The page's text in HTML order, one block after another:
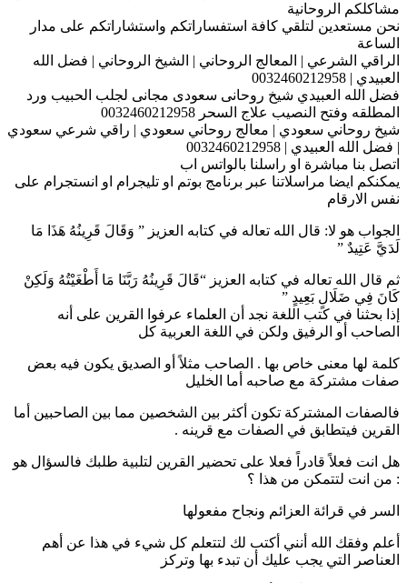
مشاكلكم الروحانية
نحن مستعدين لتلقي كافة استفساراتكم واستشاراتكم على مدار
الساعة
الراقي الشرعي | المعالج الروحاني | الشيخ الروحاني | فضل الله
العبيدي | 0032460212958
فضل الله العبيدي شيخ روحانى سعودى مجانى لجلب الحبيب ورد
المطلقه وفتح النصيب علاج السحر 0032460212958
شيخ روحاني سعودي | معالج روحاني سعودي | راقي شرعي سعودي
| فضل الله العبيدي | 0032460212958
اتصل بنا مباشرة او راسلنا بالواتس اب
يمكنكم ايضا مراسلاتنا عبر برنامج بوتم او تليجرام او انستجرام على
نفس الارقام
الجواب هو لا: قال الله تعاله في كتابه العزيز ” وَقَالَ قَرِينُهُ هَذَا مَا
لَدَيَّ عَتِيدٌ ”
ثم قال الله تعاله في كتابه العزيز “قَالَ قَرِينُهُ رَبَّنَا مَا أَطْغَيْتُهُ وَلَكِنْ
كَانَ فِي ضَلَالٍ بَعِيدٍ ”
إذا بحثنا في كتب اللغة نجد أن العلماء عرفوا القرين على أنه
الصاحب أو الرفيق ولكن في اللغة العربية كل
كلمة لها معنى خاص بها . الصاحب مثلاً أو الصديق يكون فيه بعض
صفات مشتركة مع صاحبه أما الخليل
فالصفات المشتركة تكون أكثر بين الشخصين مما بين الصاحبين أما
القرين فيتطابق في الصفات مع قرينه .
هل انت فعلاً قادراً فعلا على تحضير القرين لتلبية طلبك فالسؤال هو
: من انت لتتمكن من هذا ؟
السر في قرائة العزائم ونجاح مفعولها
أعلم وفقك الله أنني أكتب لك لتتعلم كل شيء في هذا عن أهم
العناصر التي يجب عليك أن تبدء بها وتركز